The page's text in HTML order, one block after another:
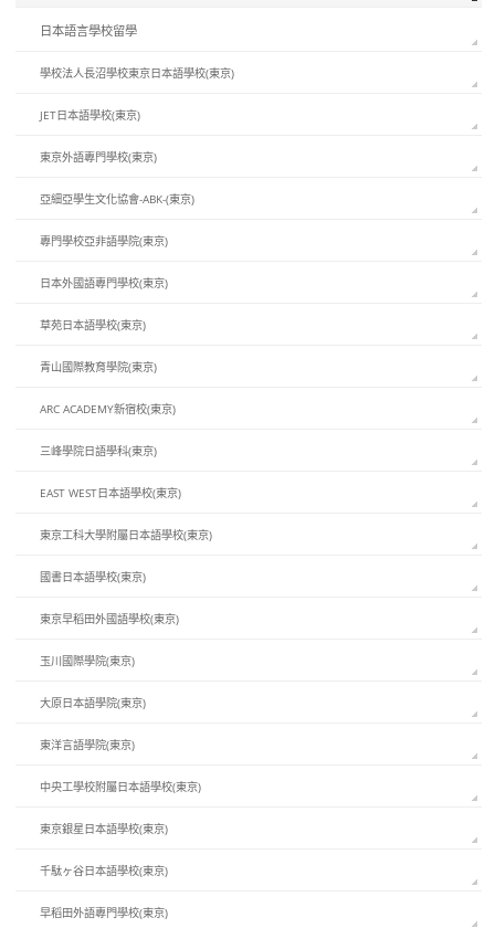
日本語言學校留學
學校法人長沼學校東京日本語學校(東京)
JET日本語學校(東京)
東京外語專門學校(東京)
亞細亞學生文化協會-ABK-(東京)
專門學校亞非語學院(東京)
日本外國語專門學校(東京)
草苑日本語學校(東京)
青山國際教育學院(東京)
ARC ACADEMY新宿校(東京)
三峰學院日語學科(東京)
EAST WEST日本語學校(東京)
東京工科大學附屬日本語學校(東京)
國書日本語學校(東京)
東京早稻田外國語學校(東京)
玉川國際學院(東京)
大原日本語學院(東京)
東洋言語學院(東京)
中央工學校附屬日本語學校(東京)
東京銀星日本語學校(東京)
千駄ヶ谷日本語學校(東京)
早稻田外語專門學校(東京)